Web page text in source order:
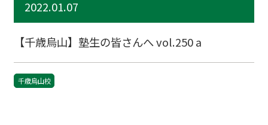
2022.01.07
【千歳烏山】塾生の皆さんへ vol.250 a
千歳烏山校